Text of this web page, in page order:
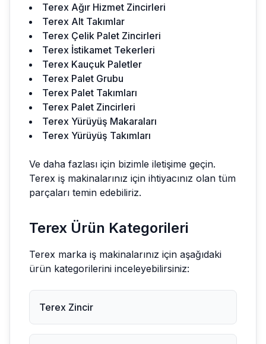
Terex Ağır Hizmet Zincirleri
Terex Alt Takımlar
Terex Çelik Palet Zincirleri
Terex İstikamet Tekerleri
Terex Kauçuk Paletler
Terex Palet Grubu
Terex Palet Takımları
Terex Palet Zincirleri
Terex Yürüyüş Makaraları
Terex Yürüyüş Takımları
Ve daha fazlası için bizimle iletişime geçin.
Terex iş makinalarınız için ihtiyacınız olan tüm
parçaları temin edebiliriz.
Terex Ürün Kategorileri
Terex marka iş makinalarınız için aşağıdaki
ürün kategorilerini inceleyebilirsiniz:
Terex Zincir